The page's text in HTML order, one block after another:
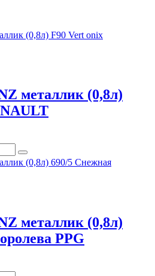
металлик (0,8л)
металлик (0,8л)
PPG